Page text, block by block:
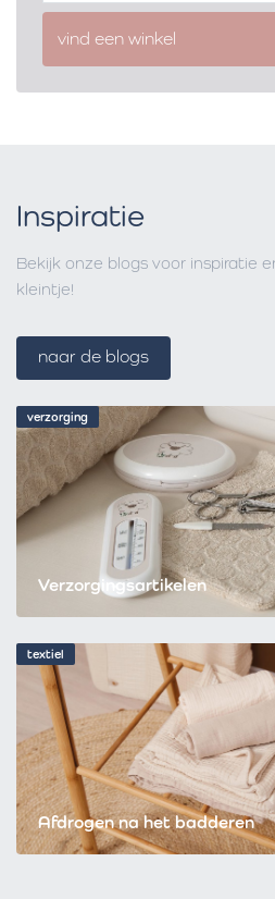
vind een winkel
verzorging
Verzorgingsartikelen
textiel
Afdrogen na het badderen
Inspiratie
Bekijk onze blogs voor inspiratie
kleintje!
naar de blogs